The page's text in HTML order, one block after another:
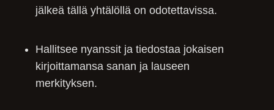
jälkeä tällä yhtälöllä on odotettavissa.
Hallitsee nyanssit ja tiedostaa jokaisen
kirjoittamansa sanan ja lauseen
merkityksen.